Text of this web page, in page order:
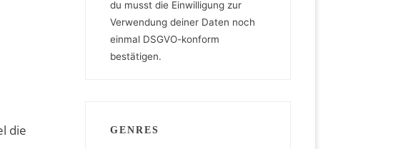
die
du musst die Einwilligung zur
Verwendung deiner Daten noch
einmal DSGVO-konform
bestätigen.
GENRES